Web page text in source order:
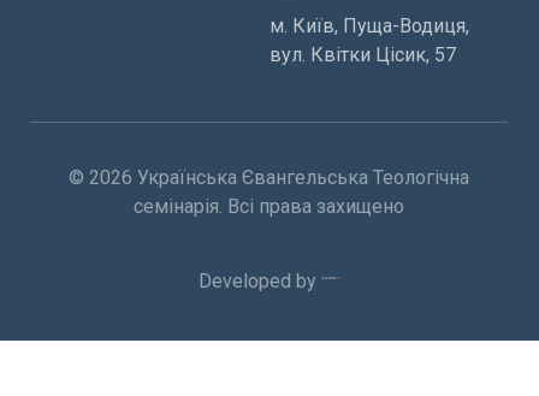
м. Київ, Пуща-Водиця,
вул. Квітки Цісик, 57
© 2026 Українська Євангельська Теологічна
семінарія. Всі права захищено
Developed by